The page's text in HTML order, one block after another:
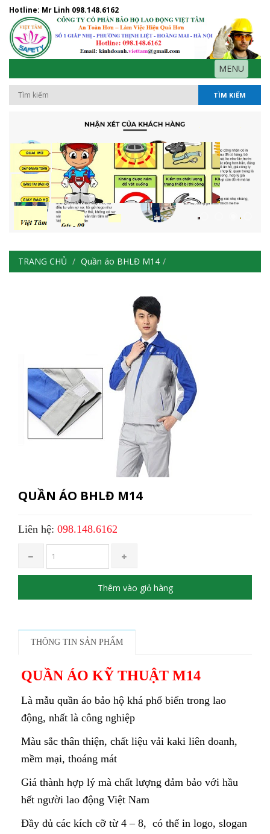
Hotline: Mr Linh 098.148.6162
MENU
TÌM KIẾM
TRANG CHỦ Quần áo BHLĐ M14
QUẦN ÁO BHLĐ M14
Liên hệ: 098.148.6162
Thêm vào giỏ hàng
THÔNG TIN SẢN PHẨM
QUẦN ÁO KỸ THUẬT M14
Là mẫu quần áo bảo hộ khá phổ biến trong lao
động, nhất là công nghiệp
Màu sắc thân thiện, chất liệu vải kaki liên doanh,
mềm mại, thoáng mát
Giá thành hợp lý mà chất lượng đảm bảo với hầu
hết người lao động Việt Nam
Đầy đủ các kích cỡ từ 4 – 8, có thể in logo, slogan